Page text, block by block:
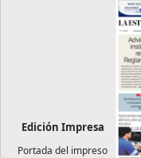
Edición Impresa
Portada del impreso